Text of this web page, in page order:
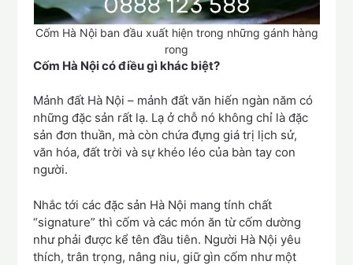
Cốm Hà Nội ban đầu xuất hiện trong những gánh hàng
rong
Cốm Hà Nội có điều gì khác biệt?
Mảnh đất Hà Nội – mảnh đất văn hiến ngàn năm có
những đặc sản rất lạ. Lạ ở chỗ nó không chỉ là đặc
sản đơn thuần, mà còn chứa đựng giá trị lịch sử,
văn hóa, đất trời và sự khéo léo của bàn tay con
người.
Nhắc tới các đặc sản Hà Nội mang tính chất
“signature” thì cốm và các món ăn từ cốm dường
như phải được kể tên đầu tiên. Người Hà Nội yêu
thích, trân trọng, nâng niu, giữ gìn cốm như một